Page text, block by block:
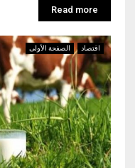
Read more
اقتصاد الصفحة الأولى